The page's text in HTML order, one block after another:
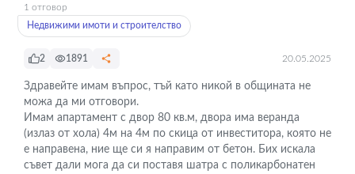
1 отговор
Недвижими имоти и строителство
2 1891 20.05.2025
Здравейте имам въпрос, тъй като никой в общината не
можа да ми отговори.
Имам апартамент с двор 80 кв.м, двора има веранда
(излаз от хола) 4м на 4м по скица от инвеститора, която не
е направена, ние ще си я направим от бетон. Бих искала
съвет дали мога да си поставя шатра с поликарбонатен